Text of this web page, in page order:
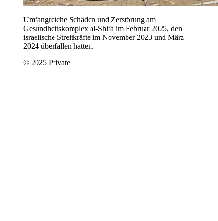
Umfangreiche Schäden und Zerstörung am
Gesundheitskomplex al-Shifa im Februar 2025, den
israelische Streitkräfte im November 2023 und März
2024 überfallen hatten.
© 2025 Private